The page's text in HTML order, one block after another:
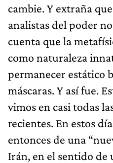
cambie. Y extraña
analistas del poder
cuenta que la
como naturaleza
permanecer estático
máscaras. Y así fue.
vimos en casi todas
recientes. En estos
entonces de una
Irán, en el sentido de